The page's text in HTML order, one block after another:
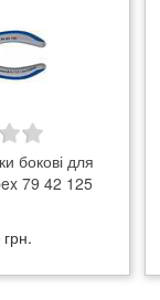
бокові для
79 42 125
грн.